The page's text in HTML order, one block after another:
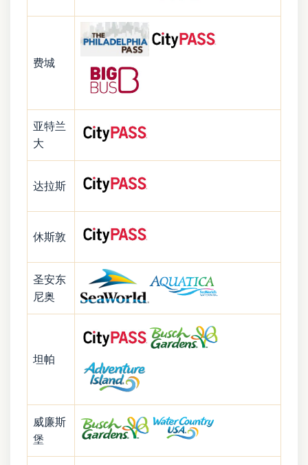
费城
亚特兰
大
达拉斯
休斯敦
圣安东
尼奥
坦帕
威廉斯
堡